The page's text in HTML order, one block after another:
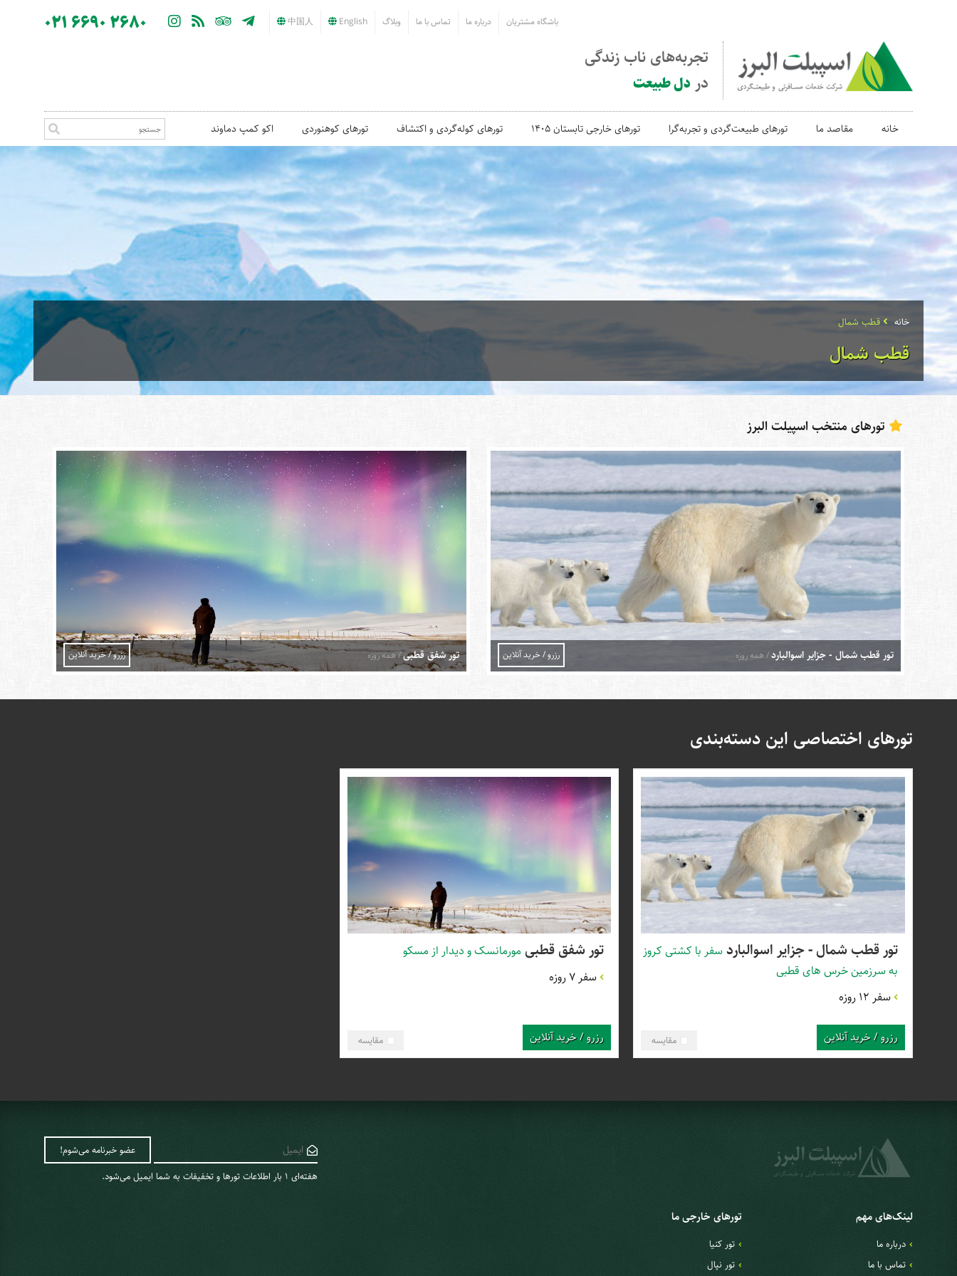
باشگاه مشتریان درباره ما تماس با ما وبلاگ English
中国人
021 6690 2680
تجربه‌های ناب زندگی
در دل طبیعت
خانه مقاصد ما تورهای طبیعت‌گردی و تجربه‌گرا تورهای خارجی تابستان 1405 تورهای کوله‌گردی و اکتشاف تورهای کوهنوردی اکو کمپ دماوند
خانه قطب شمال
قطب شمال
تورهای منتخب اسپیلت البرز
تور قطب شمال - جزایر اسوالبارد/ همه روزه رزرو / خرید آنلاین تور شفق قطبی/ همه روزه رزرو / خرید آنلاین
تورهای اختصاصی این دسته‌بندی
تور قطب شمال - جزایر اسوالبارد سفر با کشتی کروز
به سرزمین خرس های قطبی
سفر 12 روزه
مقایسه رزرو / خرید آنلاین
تور شفق قطبی مورمانسک و دیدار از مسکو
سفر 7 روزه
مقایسه رزرو / خرید آنلاین
هفته‌ای 1 ‌بار اطلاعات تورها و تخفیفات به شما ایمیل می‌شود.
لینک‌های مهم
درباره ما
تماس با ما
تورهای خارجی ما
تور کنیا
تور نپال